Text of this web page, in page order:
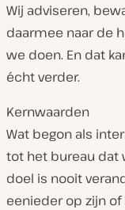
Wij adviseren,
daarmee naar de
we doen. En dat
écht verder.
Kernwaarden
Wat begon als
tot het bureau dat
doel is nooit
eenieder op zijn of